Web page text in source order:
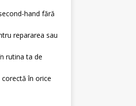
hand fără
repararea sau
rutina ta de
în orice